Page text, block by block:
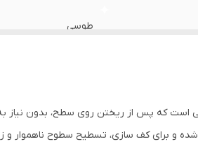
طوسی
است که پس از ریختن روی سطح، بدون نیاز
و برای کف سازی، تسطیح سطوح ناهموار و